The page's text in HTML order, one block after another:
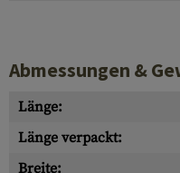
Abmessungen &
Länge:
Länge verpackt:
Breite: